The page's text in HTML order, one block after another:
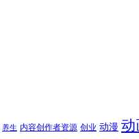
养生 内容创作者资源 创业 动漫 动